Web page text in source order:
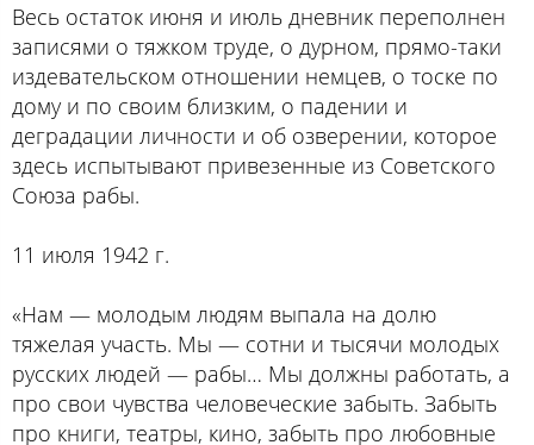
Весь остаток июня и июль дневник переполнен
записями о тяжком труде, о дурном, прямо-таки
издевательском отношении немцев, о тоске по
дому и по своим близким, о падении и
деградации личности и об озверении, которое
здесь испытывают привезенные из Советского
Союза рабы.
11 июля 1942 г.
«Нам — молодым людям выпала на долю
тяжелая участь. Мы — сотни и тысячи молодых
русских людей — рабы… Мы должны работать, а
про свои чувства человеческие забыть. Забыть
про книги, театры, кино, забыть про любовные